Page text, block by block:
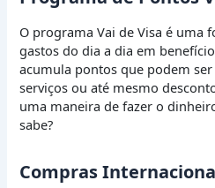
O programa Vai de Visa é uma
gastos do dia a dia em
acumula pontos que podem
serviços ou até mesmo
uma maneira de fazer o
sabe?
Compras